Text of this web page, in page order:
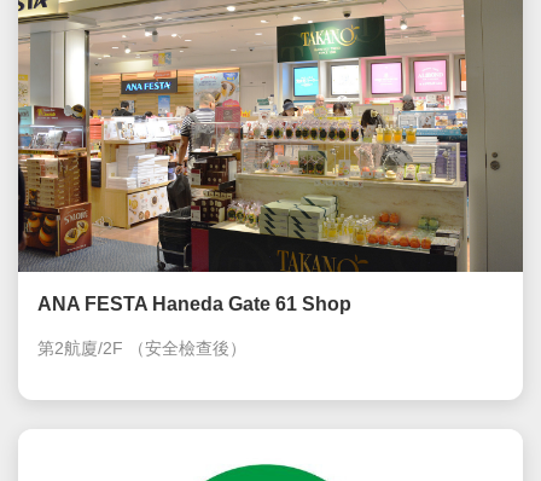
ANA FESTA Haneda Gate 61 Shop
第2航廈/2F （安全檢查後）